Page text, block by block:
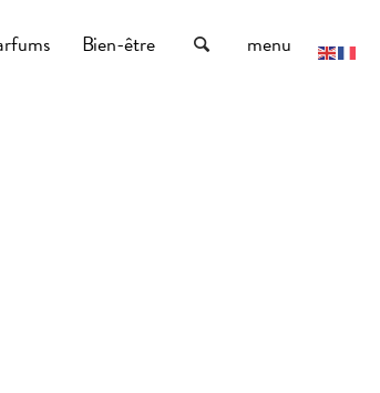
Bien-être menu